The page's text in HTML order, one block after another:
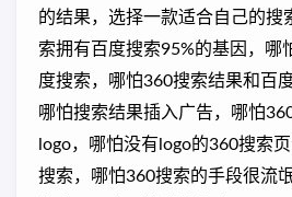
的结果，选择一款适合自己的搜
索拥有百度搜索95%的基因，哪
度搜索，哪怕360搜索结果和百
哪怕搜索结果插入广告，哪怕
logo，哪怕没有logo的360搜索
搜索，哪怕360搜索的手段很流